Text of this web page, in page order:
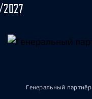
Генеральный партнёр